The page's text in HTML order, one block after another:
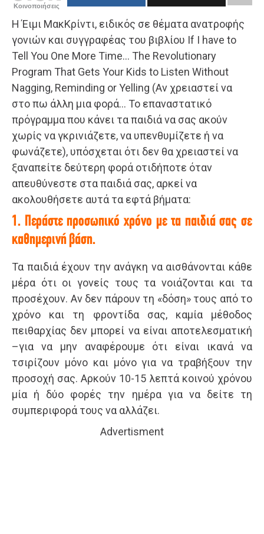
Κοινοποιήσεις
Η Έιμι ΜακΚρίντι, ειδικός σε θέματα ανατροφής
γονιών και συγγραφέας του βιβλίου If I have to
Tell You One More Time… The Revolutionary
Program That Gets Your Kids to Listen Without
Nagging, Reminding or Yelling (Αν χρειαστεί να
στο πω άλλη μια φορά… Το επαναστατικό
πρόγραμμα που κάνει τα παιδιά να σας ακούν
χωρίς να γκρινιάζετε, να υπενθυμίζετε ή να
φωνάζετε), υπόσχεται ότι δεν θα χρειαστεί να
ξαναπείτε δεύτερη φορά οτιδήποτε όταν
απευθύνεστε στα παιδιά σας, αρκεί να
ακολουθήσετε αυτά τα εφτά βήματα:
1. Περάστε προσωπικό χρόνο με τα παιδιά σας σε
καθημερινή βάση.
Τα παιδιά έχουν την ανάγκη να αισθάνονται κάθε
μέρα ότι οι γονείς τους τα νοιάζονται και τα
προσέχουν. Αν δεν πάρουν τη «δόση» τους από το
χρόνο και τη φροντίδα σας, καμία μέθοδος
πειθαρχίας δεν μπορεί να είναι αποτελεσματική
–για να μην αναφέρουμε ότι είναι ικανά να
τσιρίζουν μόνο και μόνο για να τραβήξουν την
προσοχή σας. Αρκούν 10-15 λεπτά κοινού χρόνου
μία ή δύο φορές την ημέρα για να δείτε τη
συμπεριφορά τους να αλλάζει.
Advertisment